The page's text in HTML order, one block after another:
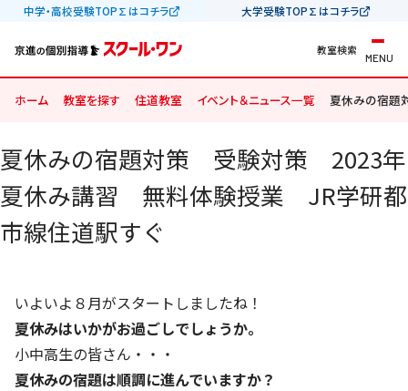
中学・高校受験TOP∑はコチラ 大学受験TOP∑はコチラ
教室検索
MENU
ホーム 教室を探す 住道教室 イベント＆ニュース一覧 夏休みの宿
夏休みの宿題対策 受験対策 2023年
夏休み講習 無料体験授業 JR学研都
市線住道駅すぐ
いよいよ８月がスタートしましたね！
夏休みはいかがお過ごしでしょうか。
小中高生の皆さん・・・
夏休みの宿題は順調に進んでいますか？